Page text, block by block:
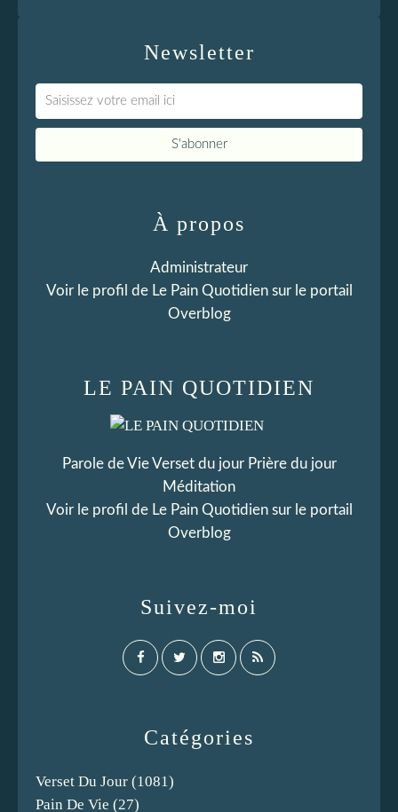
Newsletter
Catégories
Verset Du Jour (1081)
Pain De Vie (27)
LE PAIN QUOTIDIEN
Parole de Vie Verset du jour Prière du jour
Méditation
Voir le profil de Le Pain Quotidiensur le portail
Overblog
Suivez-moi
À propos
Administrateur
Voir le profil de Le Pain Quotidiensur le portail
Overblog